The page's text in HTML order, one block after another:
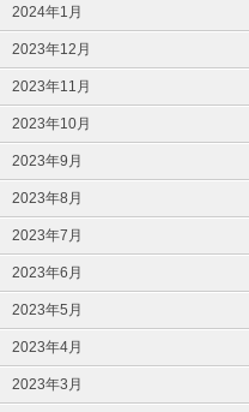
2024年1月
2023年12月
2023年11月
2023年10月
2023年9月
2023年8月
2023年7月
2023年6月
2023年5月
2023年4月
2023年3月